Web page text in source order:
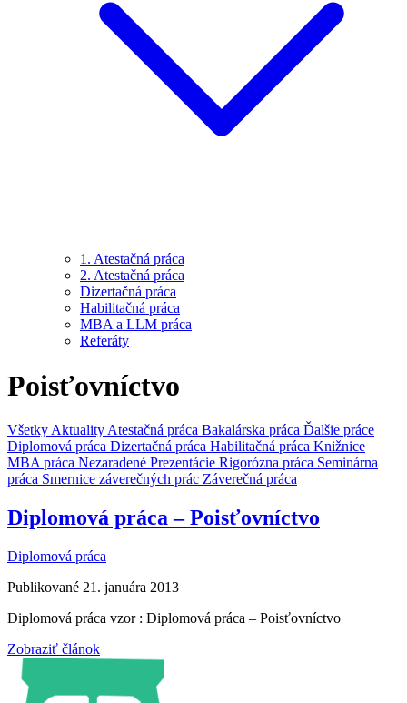
1. Atestačná práca
2. Atestačná práca
Dizertačná práca
Habilitačná práca
MBA a LLM práca
Referáty
Poisťovníctvo
Všetky Aktuality Atestačná práca Bakalárska práca Ďalšie práce
Diplomová práca Dizertačná práca Habilitačná práca Knižnice
MBA práca Nezaradené Prezentácie Rigorózna práca Seminárna
práca Smernice záverečných prác Záverečná práca
Diplomová práca – Poisťovníctvo
Diplomová práca
Publikované 21. januára 2013
Diplomová práca vzor : Diplomová práca – Poisťovníctvo
Zobraziť článok